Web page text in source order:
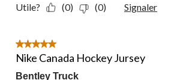
Utile? (0) (0) Signaler
5 étoile(s) sur 5.
Nike Canada Hockey Jursey
Bentley Truck